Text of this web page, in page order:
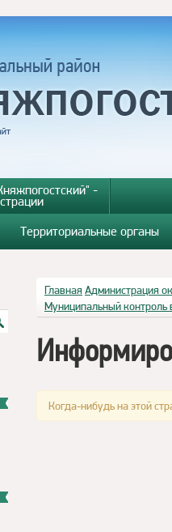
-
Территориальные органы
Главная Администрация
Муниципальный контроль
Когда-нибудь на этой